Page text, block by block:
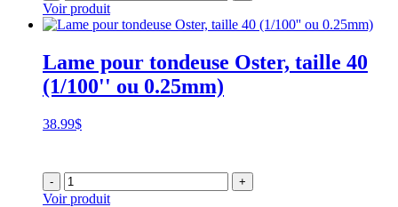
Voir produit
Lame pour tondeuse Oster, taille 40
(1/100'' ou 0.25mm)
38.99$
- +
Voir produit